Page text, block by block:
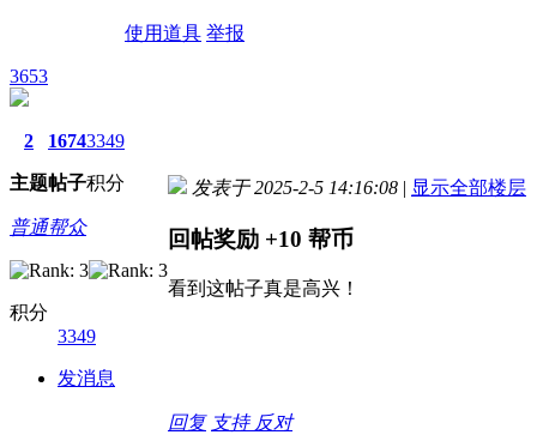
使用道具 举报
3653
2
主题
1674
帖子
3349
积分
普通帮众
积分
3349
发消息
发表于 2025-2-5 14:16:08 | 显示全部楼层
回帖奖励 +10 帮币
看到这帖子真是高兴！
回复 支持 反对